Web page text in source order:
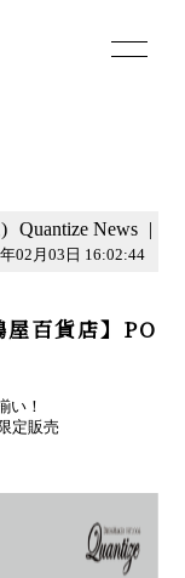
Quantize News |
02月03日 16:02:44
百貨店】PO
い！
定販売